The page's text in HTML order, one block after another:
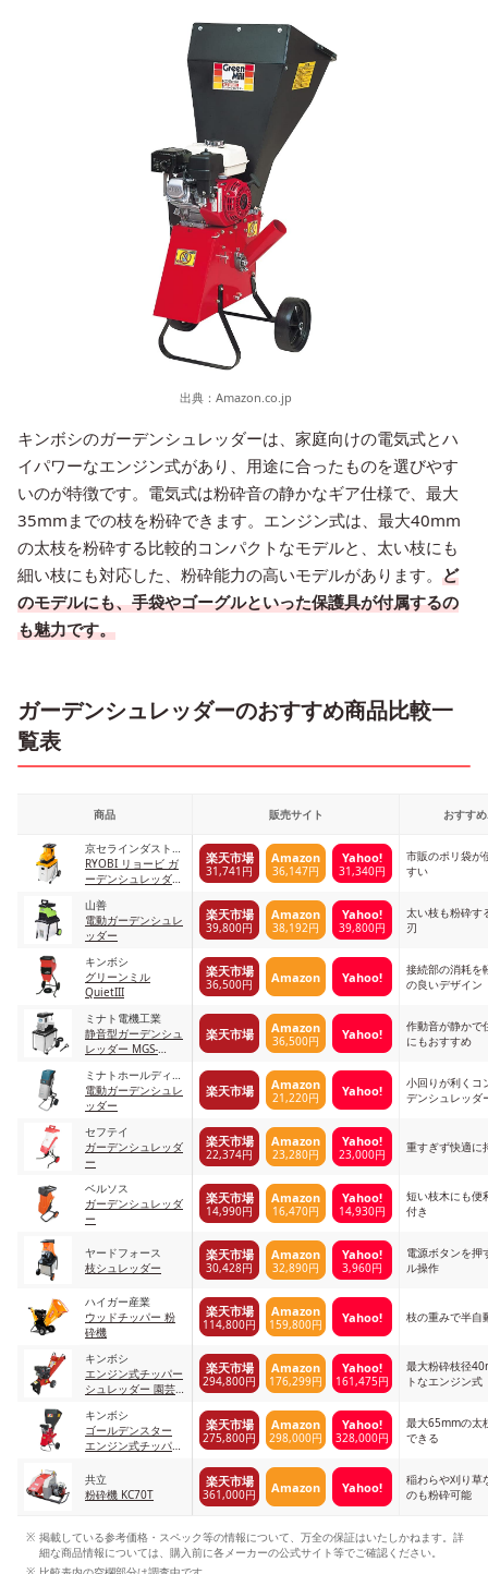
出典： Amazon.co.jp
キンボシのガーデンシュレッダーは、家庭向けの電気式とハ
イパワーなエンジン式があり、用途に合ったものを選びやす
いのが特徴です。電気式は粉砕音の静かなギア仕様で、最大
35mmまでの枝を粉砕できます。エンジン式は、最大40mm
の太枝を粉砕する比較的コンパクトなモデルと、太い枝にも
細い枝にも対応した、粉砕能力の高いモデルがあります。 ど
のモデルにも、手袋やゴーグルといった保護具が付属するの
も魅力です。
ガーデンシュレッダーのおすすめ商品比較一
覧表
商品 販売サイト おすす
京セラインダストリ
アルツールズ
RYOBI リョービ ガ
ーデンシュレッダ
楽天市場
31,741円
Amazon
36,147円
Yahoo!
31,340円
市販のポリ袋が
すい
山善
電動ガーデンシュレ
ッダー
楽天市場
39,800円
Amazon
38,192円
Yahoo!
39,800円
太い枝も粉砕す
刃
キンボシ
グリーンミル
QuietIII
楽天市場
36,500円 Amazon Yahoo!
接続部の消耗を
の良いデザイン
ミナト電機工業
静音型ガーデンシュ
レッダー MGS-
楽天市場 Amazon
36,500円 Yahoo!
作動音が静かで
にもおすすめ
ミナトホールディン
グス
電動ガーデンシュレ
ッダー
楽天市場 Amazon
21,220円 Yahoo!
小回りが利くコ
デンシュレッダ
セフテイ
ガーデンシュレッダ
ー
楽天市場
22,374円
Amazon
23,280円
Yahoo!
23,000円 重すぎず快適に
ベルソス
ガーデンシュレッダ
ー
楽天市場
14,990円
Amazon
16,470円
Yahoo!
14,930円
短い枝木にも便
付き
ヤードフォース
枝シュレッダー
楽天市場
30,428円
Amazon
32,890円
Yahoo!
3,960円
電源ボタンを押
ル操作
ハイガー産業
ウッドチッパー 粉
砕機
楽天市場
114,800円
Amazon
159,800円 Yahoo! 枝の重みで半自
キンボシ
エンジン式チッパー
シュレッダー 園芸
楽天市場
294,800円
Amazon
176,299円
Yahoo!
161,475円
最大粉砕枝径
トなエンジン式
キンボシ
ゴールデンスター
エンジン式チッパー
楽天市場
275,800円
Amazon
298,000円
Yahoo!
328,000円
最大65mmの太
できる
共立
粉砕機 KC70T
楽天市場
361,000円 Amazon Yahoo!
稲わらや刈り草
のも粉砕可能
掲載している参考価格・スペック等の情報について、万全の保証はいたしかねます。詳
細な商品情報については、購入前に各メーカーの公式サイト等でご確認ください。